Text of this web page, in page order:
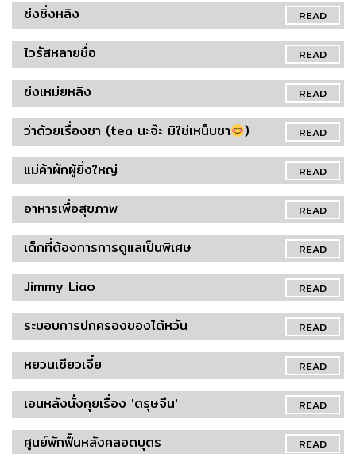
READ
ซ่งชิ่งหลิง
READ
ไวรัสหลายชื่อ
READ
ซ่งเหม่ยหลิง
READ
ว่าด้วยเรื่องชา (tea นะจ๊ะ มิใช่เหน็บชา )
READ
แม่ค้าผักผู้ยิ่งใหญ่
READ
อาหารเพื่อสุขภาพ
READ
เด็กที่ต้องการการดูแลเป็นพิเศษ
READ
Jimmy Liao
READ
ระบอบการปกครองของไต้หวัน
READ
หยวนเซียวเจี๋ย
READ
เอนหลังนั่งคุยเรื่อง 'ตรุษจีน'
READ
ศูนย์พักฟื้นหลังคลอดบุตร